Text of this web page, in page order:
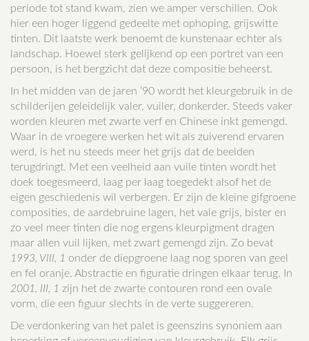
periode tot stand kwam, zien we amper verschillen. Ook
hier een hoger liggend gedeelte met ophoping, grijswitte
tinten. Dit laatste werk benoemt de kunstenaar echter als
landschap. Hoewel sterk gelijkend op een portret van een
persoon, is het bergzicht dat deze compositie beheerst.
In het midden van de jaren ’90 wordt het kleurgebruik in de
schilderijen geleidelijk valer, vuiler, donkerder. Steeds vaker
worden kleuren met zwarte verf en Chinese inkt gemengd.
Waar in de vroegere werken het wit als zuiverend ervaren
werd, is het nu steeds meer het grijs dat de beelden
terugdringt. Met een veelheid aan vuile tinten wordt het
doek toegesmeerd, laag per laag toegedekt alsof het de
eigen geschiedenis wil verbergen. Er zijn de kleine gifgroene
composities, de aardebruine lagen, het vale grijs, bister en
zo veel meer tinten die nog ergens kleurpigment dragen
maar allen vuil lijken, met zwart gemengd zijn. Zo bevat
1993, VIII, 1 onder de diepgroene laag nog sporen van geel
en fel oranje. Abstractie en figuratie dringen elkaar terug. In
2001, III, 1 zijn het de zwarte contouren rond een ovale
vorm, die een figuur slechts in de verte suggereren.
De verdonkering van het palet is geenszins synoniem aan